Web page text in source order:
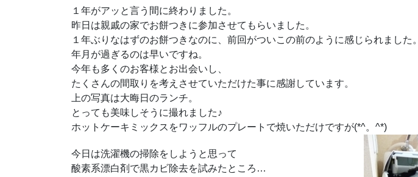
１年がアッと言う間に終わりました。
昨日は親戚の家でお餅つきに参加させてもらいました。
１年ぶりなはずのお餅つきなのに、前回がついこの前のように感じられました。
年月が過ぎるのは早いですね。
今年も多くのお客様とお出会いし、
たくさんの間取りを考えさせていただけた事に感謝しています。
上の写真は大晦日のランチ。
とっても美味しそうに撮れました♪
ホットケーキミックスをワッフルのプレートで焼いただけですが(*^。^*)
今日は洗濯機の掃除をしようと思って
酸素系漂白剤で黒カビ除去を試みたところ…